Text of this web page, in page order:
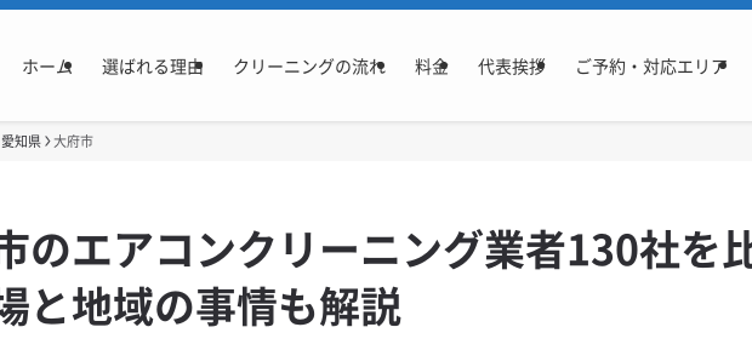
ホーム 選ばれる理由 クリーニングの流れ 料金 代表挨拶 ご予約・対応エリア
愛知県 大府市
のエアコンクリーニング業者130社を
と地域の事情も解説